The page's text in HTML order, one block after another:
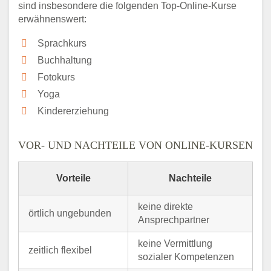
sind insbesondere die folgenden Top-Online-Kurse
erwähnenswert:
Sprachkurs
Buchhaltung
Fotokurs
Yoga
Kindererziehung
VOR- UND NACHTEILE VON ONLINE-KURSEN
Vorteile Nachteile
örtlich ungebunden
keine direkte
Ansprechpartner
zeitlich flexibel
keine Vermittlung
sozialer Kompetenzen